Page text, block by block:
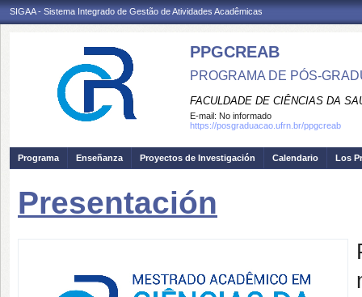
SIGAA - Sistema Integrado de Gestão de Atividades Acadêmicas
PPGCREAB
PROGRAMA DE PÓS-
FACULDADE DE CIÊNCIAS DA
E-mail: No informado
https://posgraduacao.ufrn.br/ppgcreab
Programa Enseñanza Proyectos de Investigación Calendario Los
Presentación